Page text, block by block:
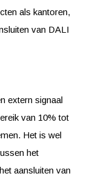
als kantoren,
van DALI
extern signaal
van 10% tot
Het is wel
het
aansluiten van